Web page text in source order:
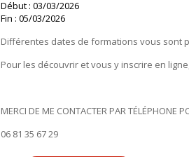
Début : 03/03/2026
Fin : 05/03/2026
Différentes dates de formations vous sont
Pour les découvrir et vous y inscrire en
MERCI DE ME CONTACTER PAR TÉLÉPHONE
06 81 35 67 29